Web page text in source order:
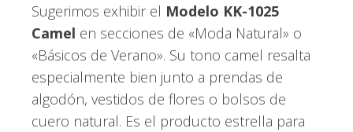
Sugerimos exhibir el Modelo KK-1025
Camel en secciones de «Moda Natural» o
«Básicos de Verano». Su tono camel resalta
especialmente bien junto a prendas de
algodón, vestidos de flores o bolsos de
cuero natural. Es el producto estrella para